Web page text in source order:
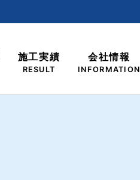
施工実績
RESULT
会社情報
INFORMATION